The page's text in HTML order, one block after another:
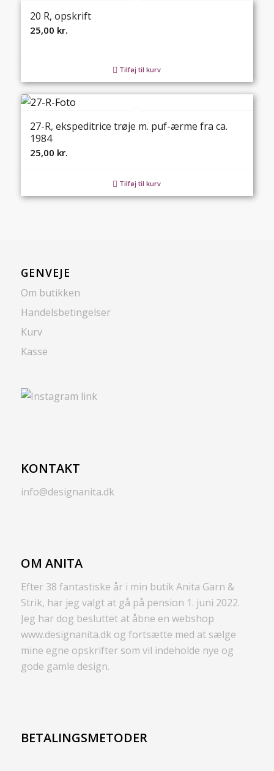
20 R, opskrift
25,00 kr.
Tilføj til kurv
27-R, ekspeditrice trøje m. puf-ærme fra ca.
1984
25,00 kr.
Tilføj til kurv
GENVEJE
Om butikken
Handelsbetingelser
Kurv
Kasse
KONTAKT
info@designanita.dk
OM ANITA
Efter 38 fantastiske år i min butik Anita Garn &
Strik, har jeg valgt at gå på pension 1. juni 2022.
Jeg har dog besluttet at åbne en webshop
www.designanita.dk og fortsætte med at sælge
mine egne opskrifter som vil indeholde nye og
gode gamle design.
BETALINGSMETODER